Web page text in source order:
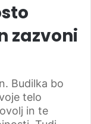
zazvoni
Budilka bo
telo
in te